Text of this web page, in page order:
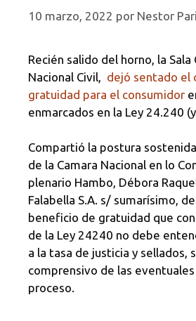
10 marzo, 2022 por Nestor
Recién salido del horno, la Sala
Nacional Civil, dejó sentado el
gratuidad para el consumidor
enmarcados en la Ley 24.240
Compartió la postura
de la Camara Nacional en lo
plenario Hambo, Débora
Falabella S.A. s/ sumarísimo,
beneficio de gratuidad que
de la Ley 24240 no debe
a la tasa de justicia y sellados,
comprensivo de las
proceso.